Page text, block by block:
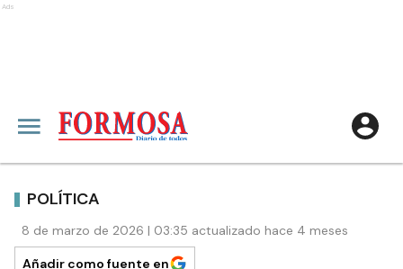
Ads
POLÍTICA
8 de marzo de 2026 | 03:35 actualizado hace 4 meses
Añadir como fuente en